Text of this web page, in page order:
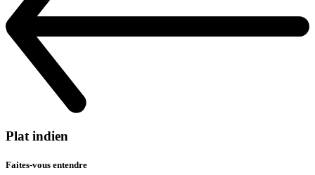
Plat indien
Faites-vous entendre